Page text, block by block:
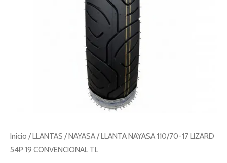
Inicio /LLANTAS /NAYASA/ LLANTA NAYASA 110/70-17 LIZARD
54P 19 CONVENCIONAL TL